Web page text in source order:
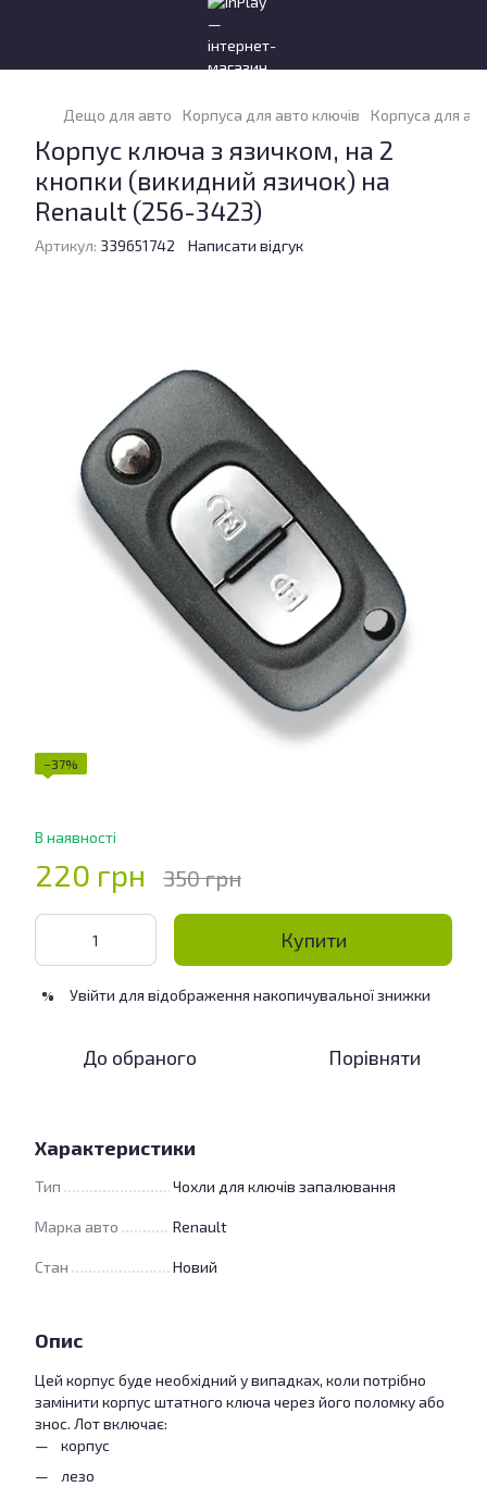
Дещо для авто Корпуса для авто ключів Корпуса для
Корпус ключа з язичком, на 2
кнопки (викидний язичок) на
Renault (256-3423)
Артикул: 339651742 Написати відгук
−37%
В наявності
220 грн 350 грн
Купити
% Увійти для відображення накопичувальної знижки
До обраного Порівняти
Характеристики
Тип Чохли для ключів запалювання
Марка авто Renault
Стан Новий
Опис
Цей корпус буде необхідний у випадках, коли потрібно
замінити корпус штатного ключа через його поломку або
знос. Лот включає:
корпус
лезо